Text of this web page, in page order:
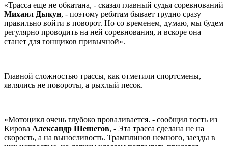
«Трасса еще не обкатана, - сказал главный судья соревнований
Михаил Дыкун, - поэтому ребятам бывает трудно сразу
правильно войти в поворот. Но со временем, думаю, мы будем
регулярно проводить на ней соревнования, и вскоре она
станет для гонщиков привычной».
Главной сложностью трассы, как отметили спортсмены,
являлись не повороты, а рыхлый песок.
«Мотоцикл очень глубоко проваливается. - сообщил гость из
Кирова Александр Шешегов, - Эта трасса сделана не на
скорость, а на выносливость. Трамплинов немного, заезды в